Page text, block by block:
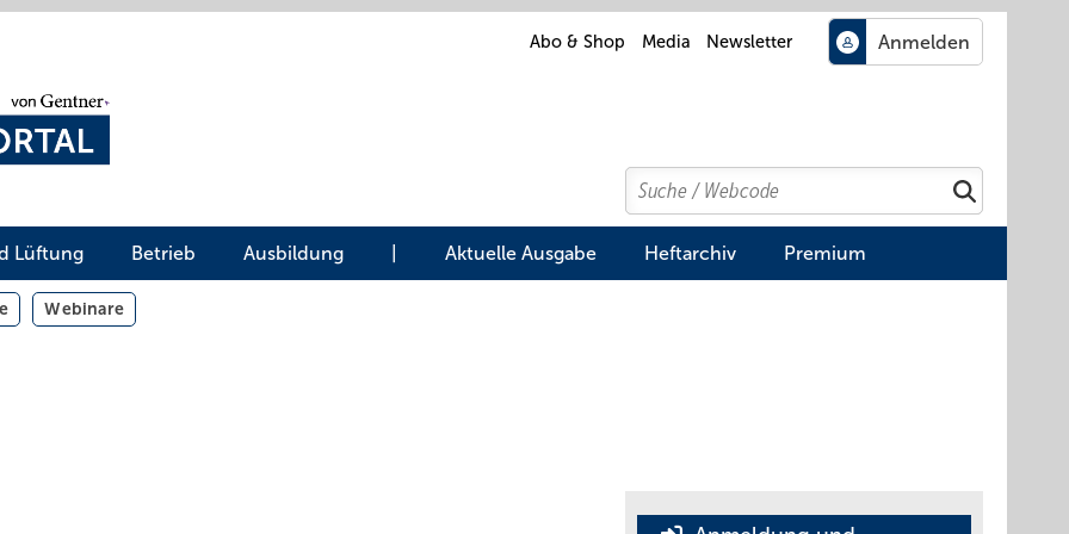
Abo & Shop Media Newsletter
Search
Suchen
Lüftung Betrieb Ausbildung Aktuelle Ausgabe Heftarchiv Premium
Webinare